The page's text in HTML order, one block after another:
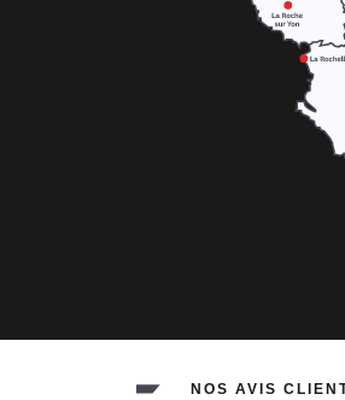
NOS AVIS